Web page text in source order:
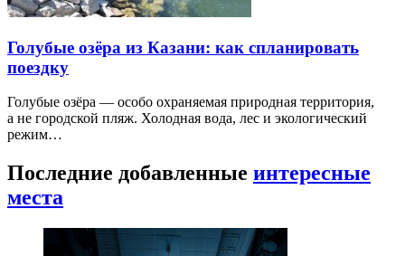
Голубые озёра из Казани: как спланировать
поездку
Голубые озёра — особо охраняемая природная территория,
а не городской пляж. Холодная вода, лес и экологический
режим…
Последние добавленные интересные
места